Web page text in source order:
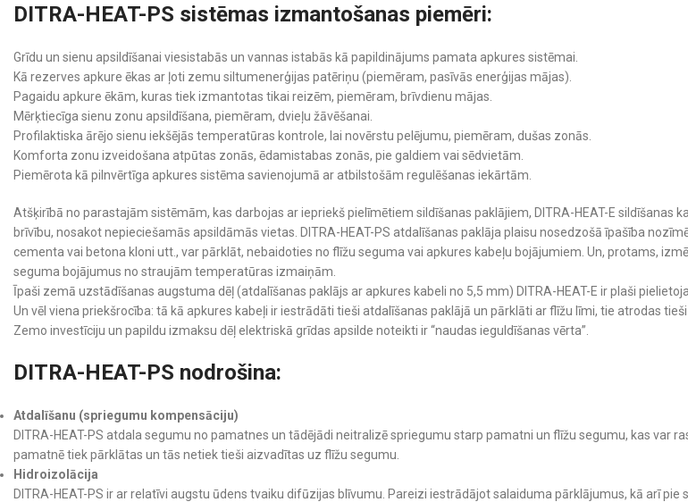
DITRA-HEAT-PS sistēmas izmantošanas piemēri:
Grīdu un sienu apsildīšanai viesistabās un vannas istabās kā papildinājums pamata apkures sistēmai.
Kā rezerves apkure ēkas ar ļoti zemu siltumenerģijas patēriņu (piemēram, pasīvās enerģijas mājas).
Pagaidu apkure ēkām, kuras tiek izmantotas tikai reizēm, piemēram, brīvdienu mājas.
Mērķtiecīga sienu zonu apsildīšana, piemēram, dvieļu žāvēšanai.
Profilaktiska ārējo sienu iekšējās temperatūras kontrole, lai novērstu pelējumu, piemēram, dušas zonās.
Komforta zonu izveidošana atpūtas zonās, ēdamistabas zonās, pie galdiem vai sēdvietām.
Piemērota kā pilnvērtīga apkures sistēma savienojumā ar atbilstošām regulēšanas iekārtām.
Atšķirībā no parastajām sistēmām, kas darbojas ar iepriekš pielīmētiem sildīšanas paklājiem, DITRA-HEAT-E sildīšanas
brīvību, nosakot nepieciešamās apsildāmās vietas. DITRA-HEAT-PS atdalīšanas paklāja plaisu nosedzošā īpašība
cementa vai betona kloni utt., var pārklāt, nebaidoties no flīžu seguma vai apkures kabeļu bojājumiem. Un, protams,
seguma bojājumus no straujām temperatūras izmaiņām.
Īpaši zemā uzstādīšanas augstuma dēļ (atdalīšanas paklājs ar apkures kabeli no 5,5 mm) DITRA-HEAT-E ir plaši
Un vēl viena priekšrocība: tā kā apkures kabeļi ir iestrādāti tieši atdalīšanas paklājā un pārklāti ar flīžu līmi, tie atrodas
Zemo investīciju un papildu izmaksu dēļ elektriskā grīdas apsilde noteikti ir “naudas ieguldīšanas vērta”.
DITRA-HEAT-PS nodrošina:
Atdalīšanu (spriegumu kompensāciju)
DITRA-HEAT-PS atdala segumu no pamatnes un tādējādi neitralizē spriegumu starp pamatni un flīžu segumu, kas var
pamatnē tiek pārklātas un tās netiek tieši aizvadītas uz flīžu segumu.
Hidroizolācija
DITRA-HEAT-PS ir ar relatīvi augstu ūdens tvaiku difūzijas blīvumu. Pareizi iestrādājot salaiduma pārklājumus, kā arī